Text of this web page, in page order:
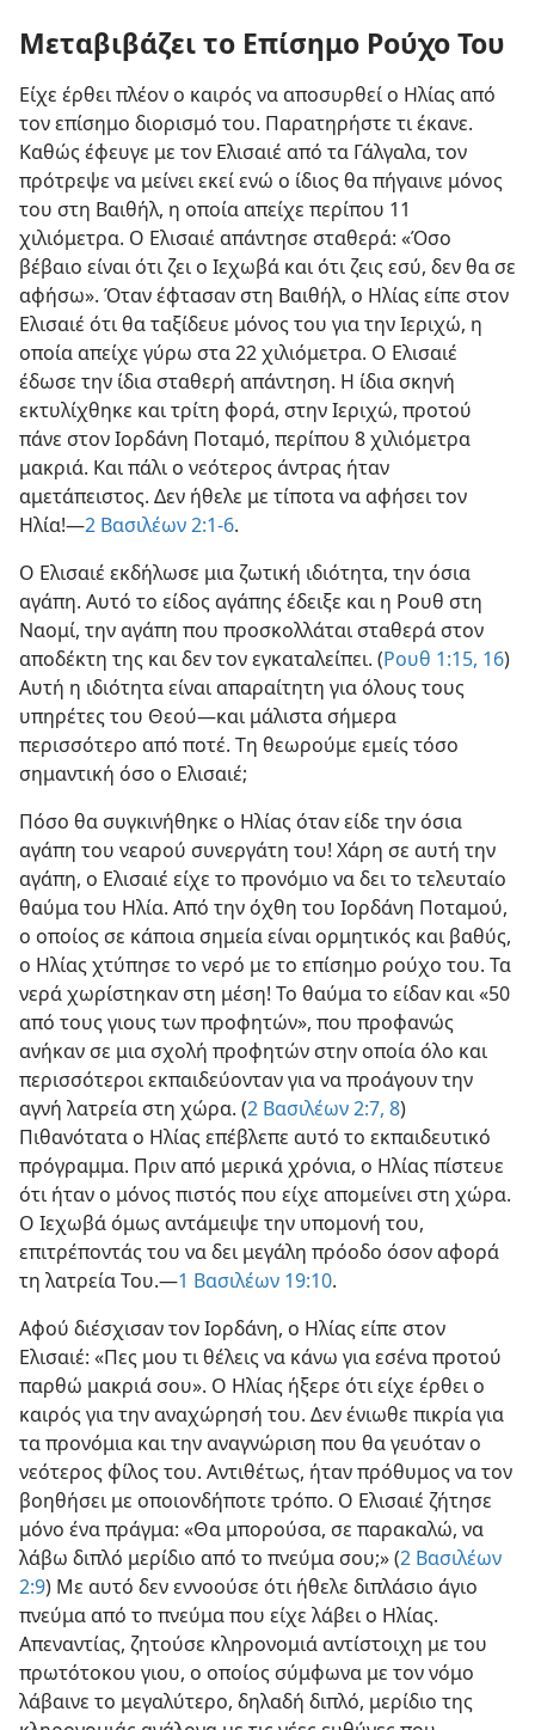
Μεταβιβάζει το Επίσημο Ρούχο Του
Είχε έρθει πλέον ο καιρός να αποσυρθεί ο Ηλίας από
τον επίσημο διορισμό του. Παρατηρήστε τι έκανε.
Καθώς έφευγε με τον Ελισαιέ από τα Γάλγαλα, τον
πρότρεψε να μείνει εκεί ενώ ο ίδιος θα πήγαινε μόνος
του στη Βαιθήλ, η οποία απείχε περίπου 11
χιλιόμετρα. Ο Ελισαιέ απάντησε σταθερά: «Όσο
βέβαιο είναι ότι ζει ο Ιεχωβά και ότι ζεις εσύ, δεν θα σε
αφήσω». Όταν έφτασαν στη Βαιθήλ, ο Ηλίας είπε στον
Ελισαιέ ότι θα ταξίδευε μόνος του για την Ιεριχώ, η
οποία απείχε γύρω στα 22 χιλιόμετρα. Ο Ελισαιέ
έδωσε την ίδια σταθερή απάντηση. Η ίδια σκηνή
εκτυλίχθηκε και τρίτη φορά, στην Ιεριχώ, προτού
πάνε στον Ιορδάνη Ποταμό, περίπου 8 χιλιόμετρα
μακριά. Και πάλι ο νεότερος άντρας ήταν
αμετάπειστος. Δεν ήθελε με τίποτα να αφήσει τον
Ηλία!—2 Βασιλέων 2:1-6.
Ο Ελισαιέ εκδήλωσε μια ζωτική ιδιότητα, την όσια
αγάπη. Αυτό το είδος αγάπης έδειξε και η Ρουθ στη
Ναομί, την αγάπη που προσκολλάται σταθερά στον
αποδέκτη της και δεν τον εγκαταλείπει. (Ρουθ 1:15, 16)
Αυτή η ιδιότητα είναι απαραίτητη για όλους τους
υπηρέτες του Θεού—και μάλιστα σήμερα
περισσότερο από ποτέ. Τη θεωρούμε εμείς τόσο
σημαντική όσο ο Ελισαιέ;
Πόσο θα συγκινήθηκε ο Ηλίας όταν είδε την όσια
αγάπη του νεαρού συνεργάτη του! Χάρη σε αυτή την
αγάπη, ο Ελισαιέ είχε το προνόμιο να δει το τελευταίο
θαύμα του Ηλία. Από την όχθη του Ιορδάνη Ποταμού,
ο οποίος σε κάποια σημεία είναι ορμητικός και βαθύς,
ο Ηλίας χτύπησε το νερό με το επίσημο ρούχο του. Τα
νερά χωρίστηκαν στη μέση! Το θαύμα το είδαν και «50
από τους γιους των προφητών», που προφανώς
ανήκαν σε μια σχολή προφητών στην οποία όλο και
περισσότεροι εκπαιδεύονταν για να προάγουν την
αγνή λατρεία στη χώρα. (2 Βασιλέων 2:7, 8)
Πιθανότατα ο Ηλίας επέβλεπε αυτό το εκπαιδευτικό
πρόγραμμα. Πριν από μερικά χρόνια, ο Ηλίας πίστευε
ότι ήταν ο μόνος πιστός που είχε απομείνει στη χώρα.
Ο Ιεχωβά όμως αντάμειψε την υπομονή του,
επιτρέποντάς του να δει μεγάλη πρόοδο όσον αφορά
τη λατρεία Του.—1 Βασιλέων 19:10.
Αφού διέσχισαν τον Ιορδάνη, ο Ηλίας είπε στον
Ελισαιέ: «Πες μου τι θέλεις να κάνω για εσένα προτού
παρθώ μακριά σου». Ο Ηλίας ήξερε ότι είχε έρθει ο
καιρός για την αναχώρησή του. Δεν ένιωθε πικρία για
τα προνόμια και την αναγνώριση που θα γευόταν ο
νεότερος φίλος του. Αντιθέτως, ήταν πρόθυμος να τον
βοηθήσει με οποιονδήποτε τρόπο. Ο Ελισαιέ ζήτησε
μόνο ένα πράγμα: «Θα μπορούσα, σε παρακαλώ, να
λάβω διπλό μερίδιο από το πνεύμα σου;» (2 Βασιλέων
2:9) Με αυτό δεν εννοούσε ότι ήθελε διπλάσιο άγιο
πνεύμα από το πνεύμα που είχε λάβει ο Ηλίας.
Απεναντίας, ζητούσε κληρονομιά αντίστοιχη με του
πρωτότοκου γιου, ο οποίος σύμφωνα με τον νόμο
λάβαινε το μεγαλύτερο, δηλαδή διπλό, μερίδιο της